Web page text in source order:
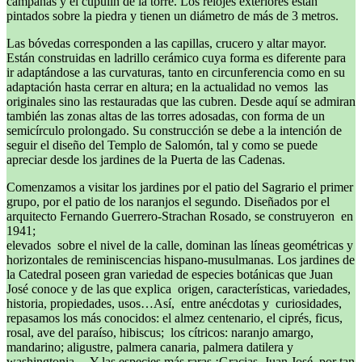
pintados sobre la piedra y tienen un diámetro de más de 3 metros.
Las bóvedas corresponden a las capillas, crucero y altar mayor.
Están construidas en ladrillo cerámico cuya forma es diferente para
ir adaptándose a las curvaturas, tanto en circunferencia como en su
adaptación hasta cerrar en altura; en la actualidad no vemos las
originales sino las restauradas que las cubren. Desde aquí se admiran
también las zonas altas de las torres adosadas, con forma de un
semicírculo prolongado. Su construcción se debe a la intención de
seguir el diseño del Templo de Salomón, tal y como se puede
apreciar desde los jardines de la Puerta de las Cadenas.
Comenzamos a visitar los jardines por el patio del Sagrario el primer
grupo, por el patio de los naranjos el segundo. Diseñados por el
arquitecto Fernando Guerrero-Strachan Rosado, se construyeron en
1941;
elevados sobre el nivel de la calle, dominan las líneas geométricas y
horizontales de reminiscencias hispano-musulmanas. Los jardines de
la Catedral poseen gran variedad de especies botánicas que Juan
José conoce y de las que explica origen, características, variedades,
historia, propiedades, usos…Así, entre anécdotas y curiosidades,
repasamos los más conocidos: el almez centenario, el ciprés, ficus,
rosal, ave del paraíso, hibiscus; los cítricos: naranjo amargo,
mandarino; aligustre, palmera canaria, palmera datilera y